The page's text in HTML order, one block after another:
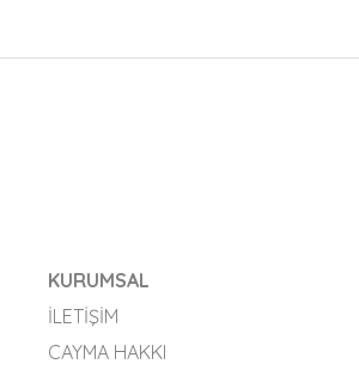
KURUMSAL
İLETIŞIM
CAYMA HAKKI